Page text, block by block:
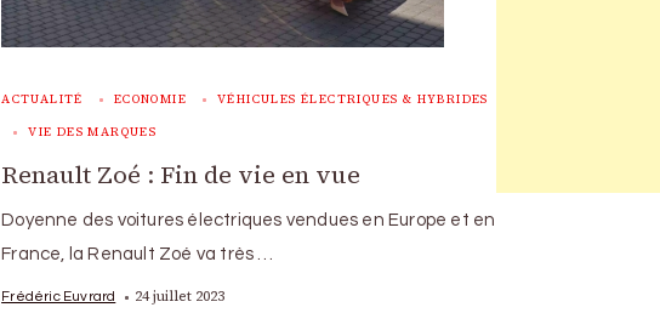
ACTUALITÉ ECONOMIE VÉHICULES ÉLECTRIQUES & HYBRIDES
VIE DES MARQUES
Renault Zoé : Fin de vie en vue
Doyenne des voitures électriques vendues en Europe et en
France, la Renault Zoé va très …
Frédéric Euvrard 24 juillet 2023